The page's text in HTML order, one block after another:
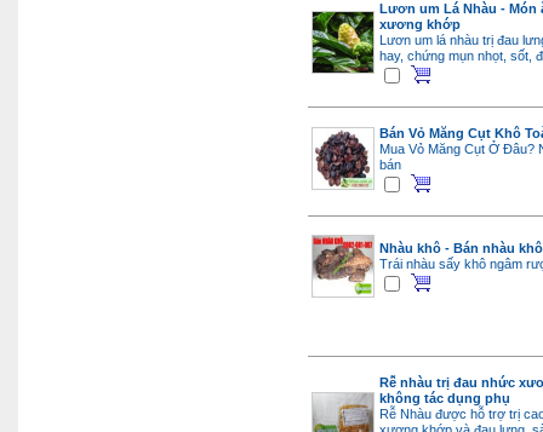
Lươn um Lá Nhàu -
xương khớp
Lươn um lá nhàu trị đau
hay, chứng mụn nhọt, sốt,
Bán Vỏ Măng Cụt Khô
Mua Vỏ Măng Cụt Ở Đâu?
bán
Nhàu khô - Bán nhàu
Trái nhàu sấy khô ngâm
Rễ nhàu trị đau nhức
không tác dụng phụ
Rễ Nhàu được hỗ trợ trị